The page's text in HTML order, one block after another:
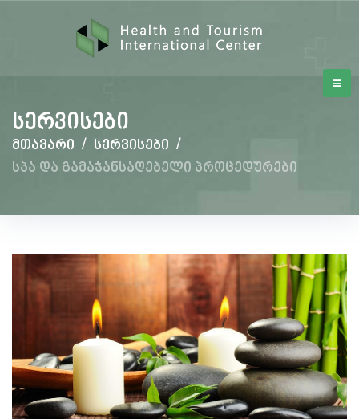
სერვისები
მთავარი / სერვისები /
სპა და გამაჯანსაღებელი პროცედურები